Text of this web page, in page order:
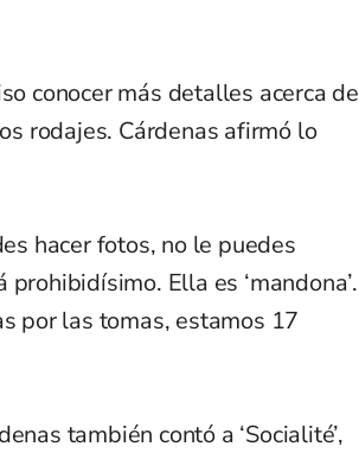
conocer más detalles acerca de
rodajes. Cárdenas afirmó lo
hacer fotos, no le puedes
Ella es ‘mandona’.
por las tomas, estamos 17
también contó a ‘Socialité’,